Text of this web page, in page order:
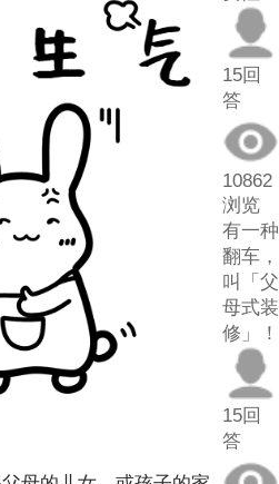
15回
答
10862
浏览
有一种
翻车，
叫「父
母式装
修」！
15回
答